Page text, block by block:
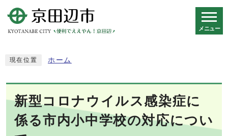
メニュー
現在位置 ホーム
新型コロナウイルス感染症に
係る市内小中学校の対応につい